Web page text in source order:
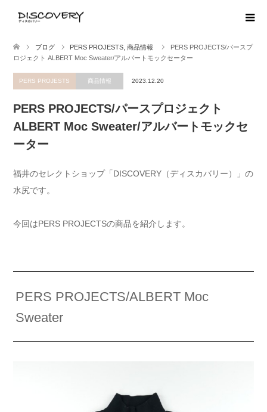
ブログ PERS PROJESTS 商品情報
PERS PROJECTS/パースプ
ロジェクト ALBERT Moc Sweater/アルバートモックセーター
PERS PROJESTS 商品情報 2023.12.20
PERS PROJECTS/パースプロジェクト
ALBERT Moc Sweater/アルバートモックセ
ーター
福井のセレクトショップ「DISCOVERY（ディスカバリー）」の
水尻です。
今回はPERS PROJECTSの商品を紹介します。
PERS PROJECTS/ALBERT Moc
Sweater